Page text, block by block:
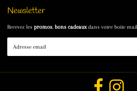
Newsletter
Recevez les promos, bons cadeauxdans votre boite